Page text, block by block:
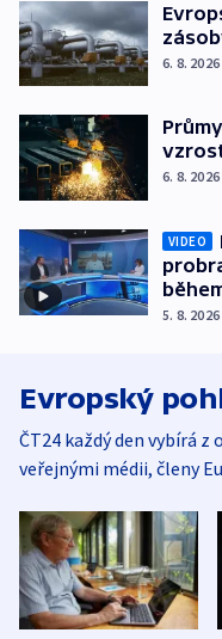
6. 8. 2026
6. 8. 2026
VIDEO
5. 8. 2026
Evropský
ČT24 každý den vybírá
veřejnými médii, členy